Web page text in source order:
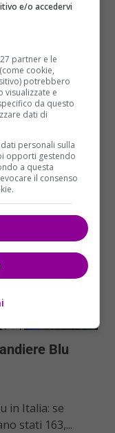
spiaggia.
19 agosto,
da
Blu
in Italia: se
stati 163,...
e/o accedervi
partner e le
cookie,
potrebbero
visualizzate e
da questo
dati di
personali sulla
opporti gestendo
a questa
il consenso